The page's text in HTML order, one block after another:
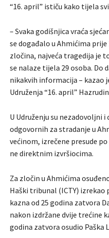
“16. april” ističu kako tijela
– Svaka godišnjica vraća
se događalo u Ahmićima
zločina, najveća tragedija je
se nalaze tijela 29 osoba. Do
nikakvih informacija – kazao
Udruženja “16. april”
U Udruženju su nezadovoljni
odgovornih za stradanje u
većinom, izrečene presude
ne direktnim izvršiocima.
Za zločin u Ahmićima
Haški tribunal (ICTY) izrekao
kazna od 25 godina zatvora
nakon izdržane dvije trećine
godina zatvora osudio Paška